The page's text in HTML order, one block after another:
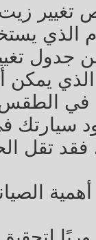
تغيير
جدول
الذي
الطقس
سيارتك
أهمية